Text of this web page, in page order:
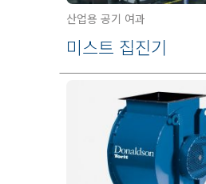
산업용 공기 여과
미스트 집진기